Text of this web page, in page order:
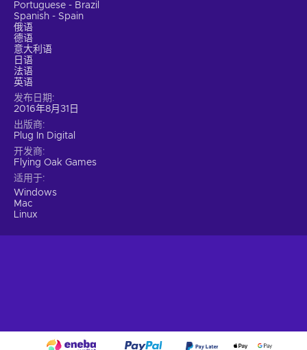
Portuguese - Brazil
Spanish - Spain
俄语
德语
意大利语
日语
法语
英语
发布日期
2016年8月31日
出版商
Plug In Digital
开发商
Flying Oak Games
适用于
Windows
Mac
Linux